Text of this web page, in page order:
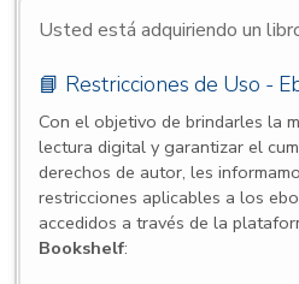
Usted está adquiriendo un
📘 Restricciones de Uso -
Con el objetivo de brindarles la
lectura digital y garantizar el
derechos de autor, les
restricciones aplicables a los
accedidos a través de la
Bookshelf: